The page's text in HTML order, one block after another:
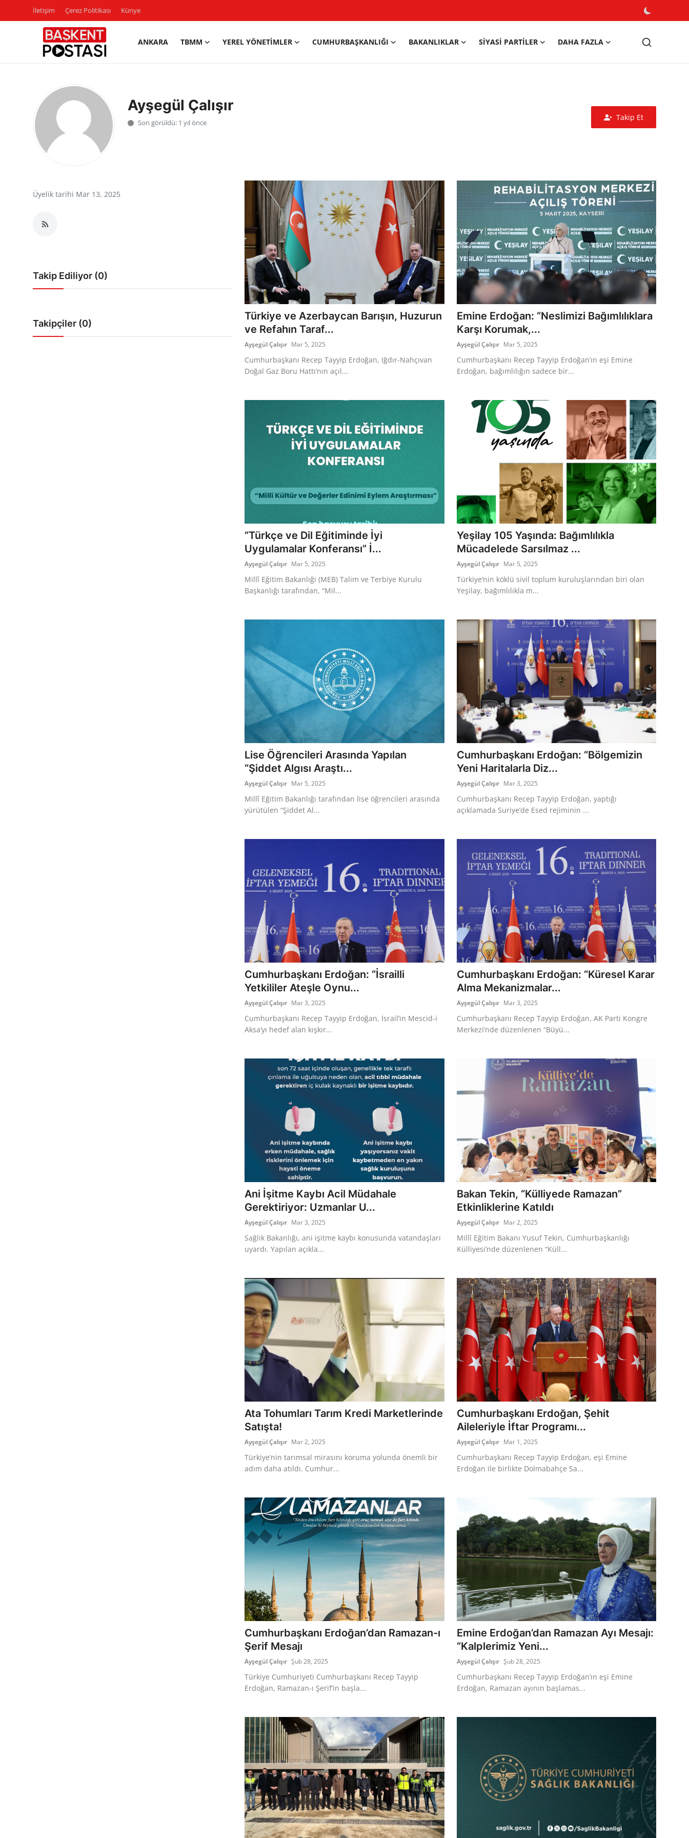
İletişim Çerez Politikası Künye
ANKARA TBMM YEREL YÖNETIMLER CUMHURBAŞKANLIĞI BAKANLIKLAR SIYASI PARTILER DAHA FAZLA
Çerez Politikası
Yerel Yönetimler
Mülki İdare
Toplum ve Yaşam
Ayşegül Çalışır
Son görüldü: 1 yıl önce
Takip Et
Üyelik tarihi Mar 13, 2025
Takip Ediliyor (0)
Takipçiler (0)
Türkiye ve Azerbaycan Barışın, Huzurun
ve Refahın Taraf...
Ayşegül Çalışır Mar 5, 2025
Cumhurbaşkanı Recep Tayyip Erdoğan, Iğdır-Nahçıvan
Doğal Gaz Boru Hattı’nın açıl...
Emine Erdoğan: “Neslimizi Bağımlılıklara
Karşı Korumak,...
Ayşegül Çalışır Mar 5, 2025
Cumhurbaşkanı Recep Tayyip Erdoğan’ın eşi Emine
Erdoğan, bağımlılığın sadece bir...
“Türkçe ve Dil Eğitiminde İyi
Uygulamalar Konferansı” İ...
Ayşegül Çalışır Mar 5, 2025
Millî Eğitim Bakanlığı (MEB) Talim ve Terbiye Kurulu
Başkanlığı tarafından, “Mil...
Yeşilay 105 Yaşında: Bağımlılıkla
Mücadelede Sarsılmaz ...
Ayşegül Çalışır Mar 5, 2025
Türkiye’nin köklü sivil toplum kuruluşlarından biri olan
Yeşilay, bağımlılıkla m...
Lise Öğrencileri Arasında Yapılan
“Şiddet Algısı Araştı...
Ayşegül Çalışır Mar 5, 2025
Millî Eğitim Bakanlığı tarafından lise öğrencileri arasında
yürütülen “Şiddet Al...
Cumhurbaşkanı Erdoğan: “Bölgemizin
Yeni Haritalarla Diz...
Ayşegül Çalışır Mar 3, 2025
Cumhurbaşkanı Recep Tayyip Erdoğan, yaptığı
açıklamada Suriye’de Esed rejiminin ...
Cumhurbaşkanı Erdoğan: “İsrailli
Yetkililer Ateşle Oynu...
Ayşegül Çalışır Mar 3, 2025
Cumhurbaşkanı Recep Tayyip Erdoğan, İsrail’in Mescid-i
Aksa’yı hedef alan kışkır...
Cumhurbaşkanı Erdoğan: “Küresel Karar
Alma Mekanizmalar...
Ayşegül Çalışır Mar 3, 2025
Cumhurbaşkanı Recep Tayyip Erdoğan, AK Parti Kongre
Merkezi’nde düzenlenen “Büyü...
Ani İşitme Kaybı Acil Müdahale
Gerektiriyor: Uzmanlar U...
Ayşegül Çalışır Mar 3, 2025
Sağlık Bakanlığı, ani işitme kaybı konusunda vatandaşları
uyardı. Yapılan açıkla...
Bakan Tekin, “Külliyede Ramazan”
Etkinliklerine Katıldı
Ayşegül Çalışır Mar 2, 2025
Millî Eğitim Bakanı Yusuf Tekin, Cumhurbaşkanlığı
Külliyesi’nde düzenlenen “Küll...
Ata Tohumları Tarım Kredi Marketlerinde
Satışta!
Ayşegül Çalışır Mar 2, 2025
Türkiye’nin tarımsal mirasını koruma yolunda önemli bir
adım daha atıldı. Cumhur...
Cumhurbaşkanı Erdoğan, Şehit
Aileleriyle İftar Programı...
Ayşegül Çalışır Mar 1, 2025
Cumhurbaşkanı Recep Tayyip Erdoğan, eşi Emine
Erdoğan ile birlikte Dolmabahçe Sa...
Cumhurbaşkanı Erdoğan’dan Ramazan-ı
Şerif Mesajı
Ayşegül Çalışır Şub 28, 2025
Türkiye Cumhuriyeti Cumhurbaşkanı Recep Tayyip
Erdoğan, Ramazan-ı Şerif’in başla...
Emine Erdoğan’dan Ramazan Ayı Mesajı:
“Kalplerimiz Yeni...
Ayşegül Çalışır Şub 28, 2025
Cumhurbaşkanı Recep Tayyip Erdoğan’ın eşi Emine
Erdoğan, Ramazan ayının başlamas...